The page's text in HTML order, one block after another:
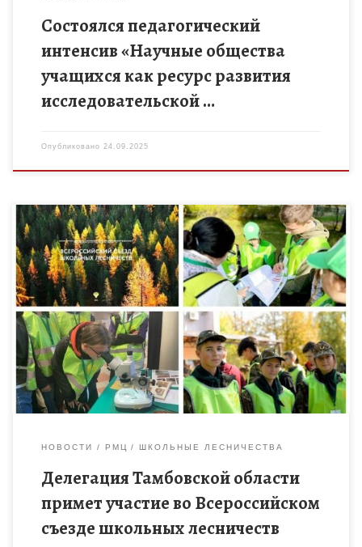
Состоялся педагогический
интенсив «Научные общества
учащихся как ресурс развития
исследовательской …
Опубликовано 24.09.2025
VIII Всероссийский съезд школьных лесничеств пройдет на
базе оздоровительного комплекса «Левково» Московской
области с 29 сентября по 3 октября 2025 года. Съезд
направлен на популяризацию […]
НОВОСТИ РМЦ ШКОЛЬНЫЕ ЛЕСНИЧЕСТВА
Делегация Тамбовской области
примет участие во Всероссийском
съезде школьных лесничеств